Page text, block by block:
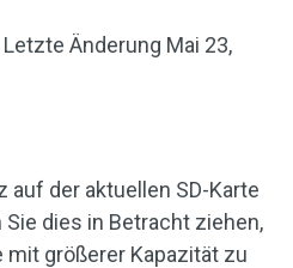
Letzte Änderung Mai 23,
auf der aktuellen SD-Karte
dies in Betracht ziehen,
mit größerer Kapazität zu